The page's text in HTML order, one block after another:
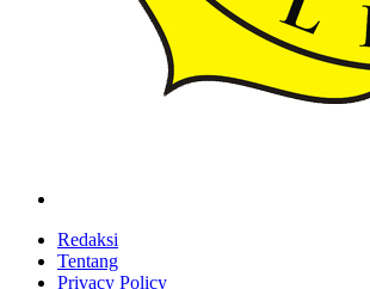
Redaksi
Tentang
Privacy Policy